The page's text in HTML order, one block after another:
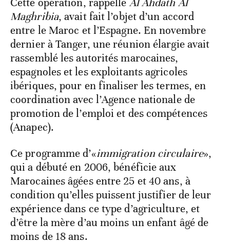
Cette opération, rappelleAl Ahdath Al
Maghribia, avait fait l’objet d’un accord
entre le Maroc et l’Espagne. En novembre
dernier à Tanger, une réunion élargie avait
rassemblé les autorités marocaines,
espagnoles et les exploitants agricoles
ibériques, pour en finaliser les termes, en
coordination avec l’Agence nationale de
promotion de l’emploi et des compétences
(Anapec).
Ce programme d’«immigration circulaire»,
qui a débuté en 2006, bénéficie aux
Marocaines âgées entre 25 et 40 ans, à
condition qu’elles puissent justifier de leur
expérience dans ce type d’agriculture, et
d’être la mère d’au moins un enfant âgé de
moins de 18 ans.